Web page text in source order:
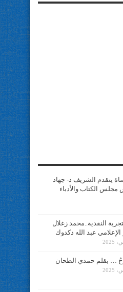
يتقدم الشريف د- جهاد
الكتاب والأدباء
النقدية..محمد زغلال
الإعلامي عبد الله دكدوك
… بقلم حمدي الطحان